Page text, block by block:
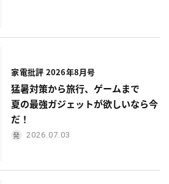
家電批評 2026年8月号
猛暑対策から旅行、ゲームまで
夏の最強ガジェットが欲しいなら今
だ！
2026.07.03